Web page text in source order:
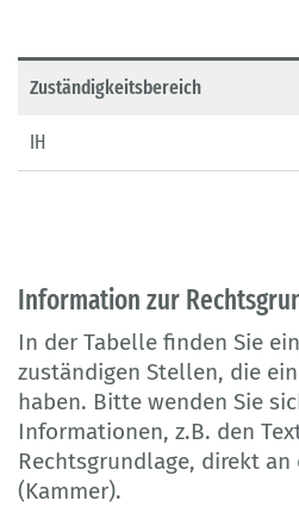
Zuständigkeitsbereich
IH
Information zur
In der Tabelle finden Sie
zuständigen Stellen, die
haben. Bitte wenden Sie
Informationen, z.B. den
Rechtsgrundlage, direkt
(Kammer).